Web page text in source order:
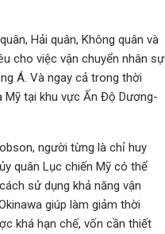
Hải quân, Không quân và
cho việc vận chuyển nhân sự
Á. Và ngay cả trong thời
Mỹ tại khu vực Ấn Độ Dương-
người từng là chỉ huy
quân Lục chiến Mỹ có thể
sử dụng khả năng vận
giúp làm giảm thời
khá hạn chế, vốn cần thiết